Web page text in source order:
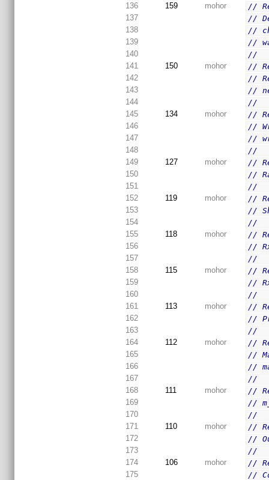
136
159 mohor
//
137
//
138
//
139
//
140
//
141
150 mohor
//
142
//
143
//
144
//
145
134 mohor
//
146
//
147
//
148
//
149
127 mohor
//
150
//
151
//
152
119 mohor
//
153
//
154
//
155
118 mohor
//
156
//
157
//
158
115 mohor
//
159
//
160
//
161
113 mohor
//
162
//
163
//
164
112 mohor
//
165
//
166
//
167
//
168
111 mohor
//
169
//
170
//
171
110 mohor
//
172
//
173
//
174
106 mohor
//
175
//